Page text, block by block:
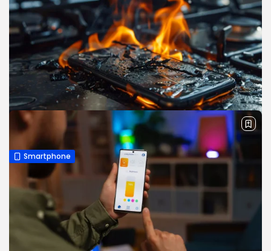
Smartphone
10+ Aplikasi Pendingin HP Android
Otomatis & Anti Panas
Pernah nggak HP kamu tiba-tiba panas padahal cuma
dipakai buat scrolling, main game sebentar, atau buka
kamera? Kondisi HP yang cepat panas bukan cuma bikin
tidak nyaman, tapi juga bisa...